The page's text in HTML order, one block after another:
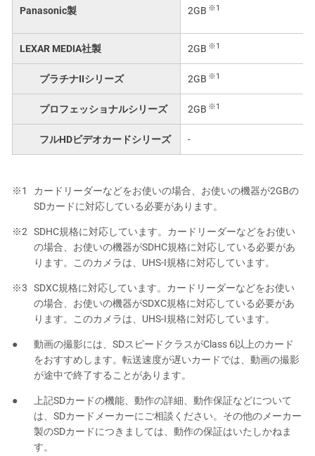
Panasonic製 2GB ※1
LEXAR MEDIA社製 2GB ※1
プラチナIIシリーズ 2GB ※1
プロフェッショナルシリーズ 2GB ※1
フルHDビデオカードシリーズ -
カードリーダーなどをお使いの場合、お使いの機器が2GBの
SDカードに対応している必要があります。
SDHC規格に対応しています。カードリーダーなどをお使い
の場合、お使いの機器がSDHC規格に対応している必要があ
ります。このカメラは、UHS-I規格に対応しています。
SDXC規格に対応しています。カードリーダーなどをお使い
の場合、お使いの機器がSDXC規格に対応している必要があ
ります。このカメラは、UHS-I規格に対応しています。
動画の撮影には、SDスピードクラスがClass 6以上のカード
をおすすめします。転送速度が遅いカードでは、動画の撮影
が途中で終了することがあります。
上記SDカードの機能、動作の詳細、動作保証などについて
は、SDカードメーカーにご相談ください。その他のメーカー
製のSDカードにつきましては、動作の保証はいたしかねま
す。